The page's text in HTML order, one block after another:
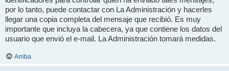
por lo tanto, puede contactar con La Administración y hacerles
llegar una copia completa del mensaje que recibió. Es muy
importante que incluya la cabecera, ya que contiene los datos del
usuario que envió el e-mail. La Administración tomará medidas.
Arriba